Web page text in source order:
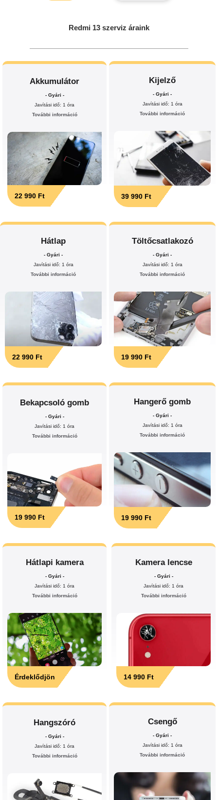
Redmi 13 szerviz áraink
Akkumulátor
- Gyári -
Javítási idő: 1 óra
További információ
22 990 Ft
Kijelző
- Gyári -
Javítási idő: 1 óra
További információ
39 990 Ft
Hátlap
- Gyári -
Javítási idő: 1 óra
További információ
22 990 Ft
Töltőcsatlakozó
- Gyári -
Javítási idő: 1 óra
További információ
19 990 Ft
Bekapcsoló gomb
- Gyári -
Javítási idő: 1 óra
További információ
19 990 Ft
Hangerő gomb
- Gyári -
Javítási idő: 1 óra
További információ
19 990 Ft
Hátlapi kamera
- Gyári -
Javítási idő: 1 óra
További információ
Érdeklődjön
Kamera lencse
- Gyári -
Javítási idő: 1 óra
További információ
14 990 Ft
Hangszóró
- Gyári -
Javítási idő: 1 óra
További információ
Csengő
- Gyári -
Javítási idő: 1 óra
További információ